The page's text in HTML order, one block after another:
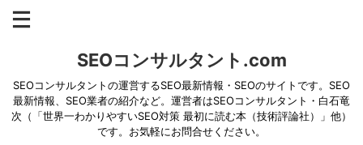
SEOコンサルタント.com
SEOコンサルタントの運営するSEO最新情報・SEOのサイトです。SEO
最新情報、SEO業者の紹介など。運営者はSEOコンサルタント・白石竜
次（「世界一わかりやすいSEO対策 最初に読む本（技術評論社）」他）
です。お気軽にお問合せください。